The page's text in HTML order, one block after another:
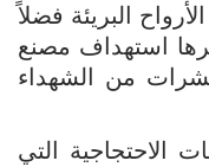
البريئة فضلاً
استهداف مصنع
من الشهداء
الاحتجاجية التي